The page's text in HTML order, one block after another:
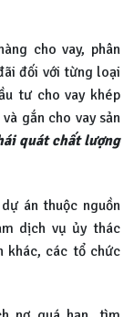
cho vay, phân
đối với từng loại
tư cho vay khép
gắn cho vay sản
quát chất lượng
án thuộc nguồn
dịch vụ ủy thác
khác, các tổ chức